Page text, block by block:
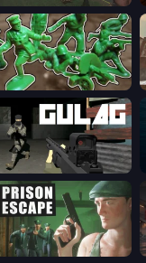
Soldiers - Capture and Control!
Gulag
Prison Escape